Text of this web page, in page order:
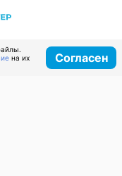
на их
Согласен